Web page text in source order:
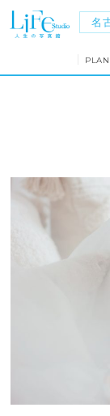
名
PLAN